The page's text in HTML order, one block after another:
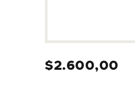
$2.600,00